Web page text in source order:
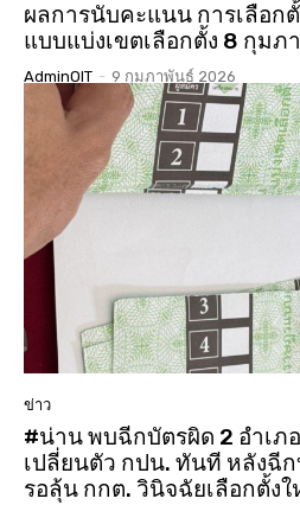
ผลการนับคะแนน การเลือก
แบบแบ่งเขตเลือกตั้ง 8 กุมภ
AdminOIT - 9 กุมภาพันธ์ 2026
ข่าว
#น่าน พบฉีกบัตรผิด 2 อำเภ
เปลี่ยนตัว กปน. ทันที หลังฉีก
รอลุ้น กกต. วินิจฉัยเลือกตั้ง